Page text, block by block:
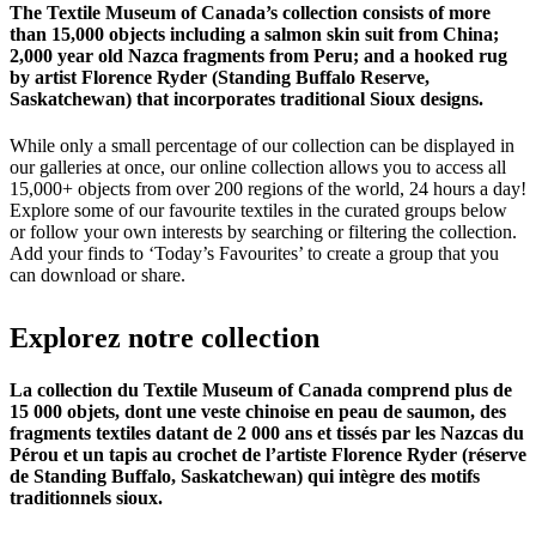
The Textile Museum of Canada’s collection consists of more
than 15,000 objects including a salmon skin suit from China;
2,000 year old Nazca fragments from Peru; and a hooked rug
by artist Florence Ryder (Standing Buffalo Reserve,
Saskatchewan) that incorporates traditional Sioux designs.
While only a small percentage of our collection can be displayed in
our galleries at once, our online collection allows you to access all
15,000+ objects from over 200 regions of the world, 24 hours a day!
Explore some of our favourite textiles in the curated groups below
or follow your own interests by searching or filtering the collection.
Add your finds to ‘Today’s Favourites’ to create a group that you
can download or share.
Explorez notre collection
La collection du Textile Museum of Canada comprend plus de
15 000 objets, dont une veste chinoise en peau de saumon, des
fragments textiles datant de 2 000 ans et tissés par les Nazcas du
Pérou et un tapis au crochet de l’artiste Florence Ryder (réserve
de Standing Buffalo, Saskatchewan) qui intègre des motifs
traditionnels sioux.